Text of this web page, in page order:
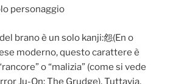
personaggio
brano è un solo kanji:怨(En o
moderno, questo carattere è
o “malizia” (come si vede
Ju-On: The Grudge). Tuttavia,